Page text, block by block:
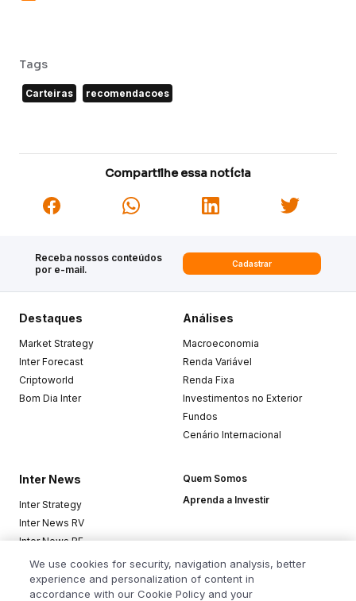
Tags
Carteiras recomendacoes
Compartilhe essa notícia
Receba nossos conteúdos
por e-mail.
Cadastrar
Destaques
Market Strategy
Inter Forecast
Criptoworld
Bom Dia Inter
Análises
Macroeconomia
Renda Variável
Renda Fixa
Investimentos no Exterior
Fundos
Cenário Internacional
Inter News
Inter Strategy
Inter News RV
Inter News RF
Top Funds
Quem Somos
Aprenda a Investir
We use cookies for security, navigation analysis, better
experience and personalization of content in
accordance with our Cookie Policy and your